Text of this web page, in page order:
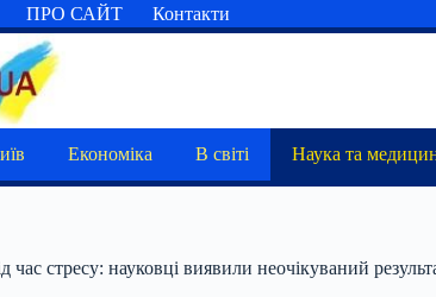
ПРО САЙТ Контакти
Економіка В світі Наука та
час стресу: науковці виявили неочікуваний